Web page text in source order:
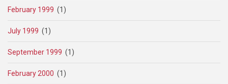
February 1999 (1)
July 1999 (1)
September 1999 (1)
February 2000 (1)